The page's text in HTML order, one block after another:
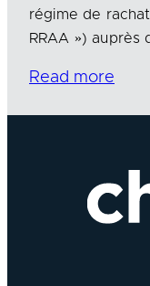
régime de
RRAA ») auprès
Read more